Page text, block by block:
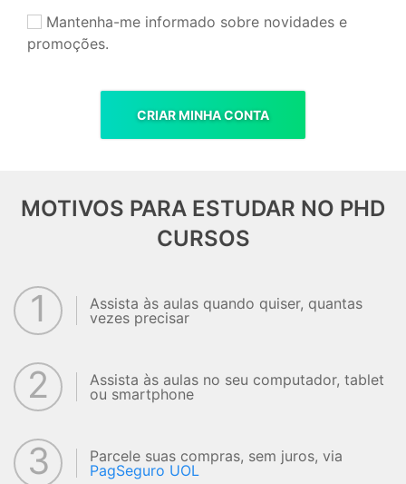
Mantenha-me informado sobre novidades e
promoções.
CRIAR MINHA CONTA
MOTIVOS PARA ESTUDAR NO PHD
CURSOS
1
Assista às aulas quando quiser, quantas
vezes precisar
2
Assista às aulas no seu computador, tablet
ou smartphone
3
Parcele suas compras, sem juros, via
PagSeguro UOL